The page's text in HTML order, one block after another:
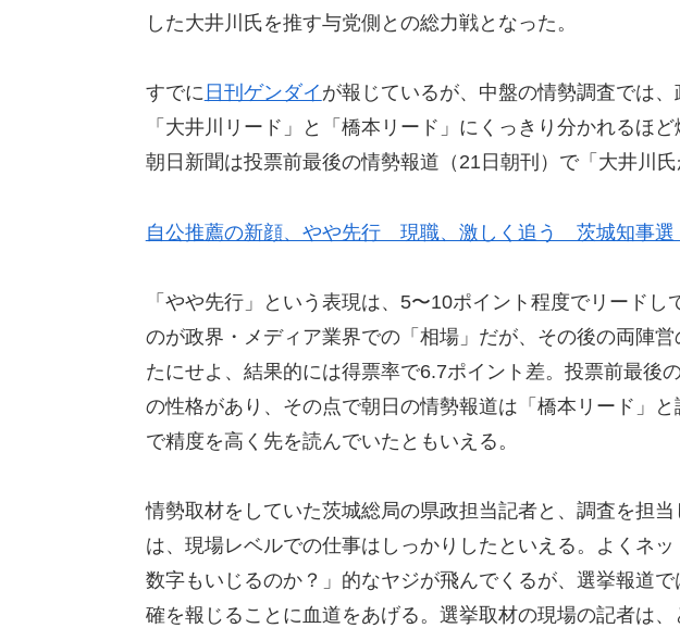
した大井川氏を推す与党側との総力戦となった。
すでに 日刊ゲンダイ が報じているが、中盤の情勢調査では
「大井川リード」と「橋本リード」にくっきり分かれるほ
朝日新聞は投票前最後の情勢報道（21日朝刊）で「大井川氏
自公推薦の新顔、やや先行 現職、激しく追う 茨城知事選
「やや先行」という表現は、5〜10ポイント程度でリードし
のが政界・メディア業界での「相場」だが、その後の両陣
たにせよ、結果的には得票率で6.7ポイント差。投票前最後
の性格があり、その点で朝日の情勢報道は「橋本リード」
で精度を高く先を読んでいたともいえる。
情勢取材をしていた茨城総局の県政担当記者と、調査を担
は、現場レベルでの仕事はしっかりしたといえる。よくネ
数字もいじるのか？」的なヤジが飛んでくるが、選挙報道
確を報じることに血道をあげる。選挙取材の現場の記者は